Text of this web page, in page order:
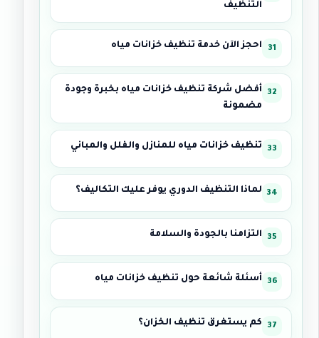
التنظيف
احجز الآن خدمة تنظيف خزانات مياه
أفضل شركة تنظيف خزانات مياه بخبرة وجودة
مضمونة
تنظيف خزانات مياه للمنازل والفلل والمباني
لماذا التنظيف الدوري يوفر عليك التكاليف؟
التزامنا بالجودة والسلامة
أسئلة شائعة حول تنظيف خزانات مياه
كم يستغرق تنظيف الخزان؟